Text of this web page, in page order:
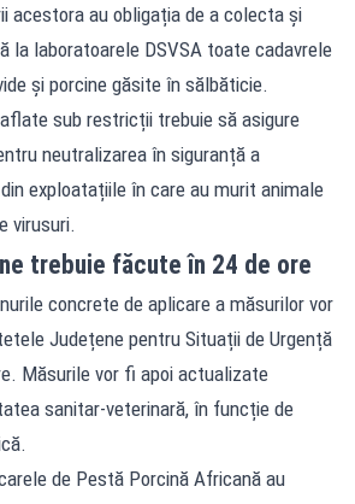
acestora au obligația de a colecta și
la laboratoarele DSVSA toate cadavrele
și porcine găsite în sălbăticie.
sub restricții trebuie să asigure
neutralizarea în siguranță a
exploatațiile în care au murit animale
virusuri.
trebuie făcute în 24 de ore
concrete de aplicare a măsurilor vor
Județene pentru Situații de Urgență
Măsurile vor fi apoi actualizate
sanitar-veterinară, în funcție de
de Pestă Porcină Africană au